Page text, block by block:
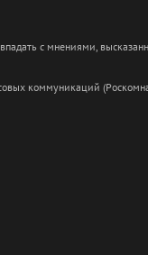
с мнениями,
коммуникаций